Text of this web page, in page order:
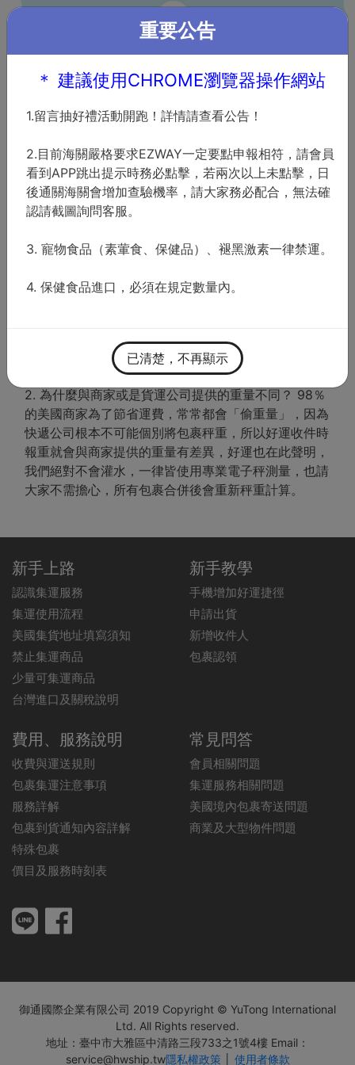
包裹到貨通知內容詳解
實重
供 「無條件進位後的整數實重」，例：3.19 磅 → 4
詳細的重量，建議使用其他代運公司。我們僅提供理貨
完成後的實際重量。
2. 為什麼與商家或是貨運公司提供的重量不同？ 98％
的美國商家為了節省運費，常常都會「偷重量」，因為
快遞公司根本不可能個別將包裹秤重，所以好運收件時
報重就會與商家提供的重量有差異，好運也在此聲明，
我們絕對不會灌水，一律皆使用專業電子秤測量，也請
大家不需擔心，所有包裹合併後會重新秤重計算。
新手上路
認識集運服務
集運使用流程
美國集貨地址填寫須知
禁止集運商品
少量可集運商品
台灣進口及關稅說明
新手教學
手機增加好運捷徑
申請出貨
新增收件人
包裹認領
費用、服務說明
收費與運送規則
包裹集運注意事項
服務詳解
包裹到貨通知內容詳解
特殊包裹
價目及服務時刻表
常見問答
會員相關問題
集運服務相關問題
美國境內包裹寄送問題
商業及大型物件問題
御通國際企業有限公司 2019 Copyright © YuTong International
Ltd. All Rights reserved.
地址：臺中市大雅區中清路三段733之1號4樓 Email：
service@hwship.tw隱私權政策 使用者條款
重要公告
＊ 建議使用CHROME瀏覽器操作網站
1.留言抽好禮活動開跑！詳情請查看公告！
2.目前海關嚴格要求EZWAY一定要點申報相符，請會員
看到APP跳出提示時務必點擊，若兩次以上未點擊，日
後通關海關會增加查驗機率，請大家務必配合，無法確
認請截圖詢問客服。
3. 寵物食品（素葷食、保健品）、褪黑激素一律禁運。
4. 保健食品進口，必須在規定數量內。
已清楚，不再顯示